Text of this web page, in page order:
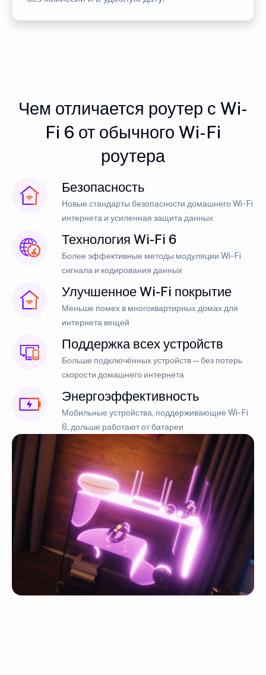
Чем отличается роутер с Wi-
Fi 6 от обычного Wi-Fi
роутера
Безопасность
Новые стандарты безопасности домашнего Wi-Fi
интернета и усиленная защита данных
Технология Wi-Fi 6
Более эффективные методы модуляции Wi-Fi
сигнала и кодирования данных
Улучшенное Wi-Fi покрытие
Меньше помех в многоквартирных домах для
интернета вещей
Поддержка всех устройств
Больше подключённых устройств — без потерь
скорости домашнего интернета
Энергоэффективность
Мобильные устройства, поддерживающие Wi-Fi
6, дольше работают от батареи